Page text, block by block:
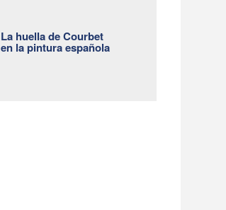
La huella de Courbet
en la pintura española